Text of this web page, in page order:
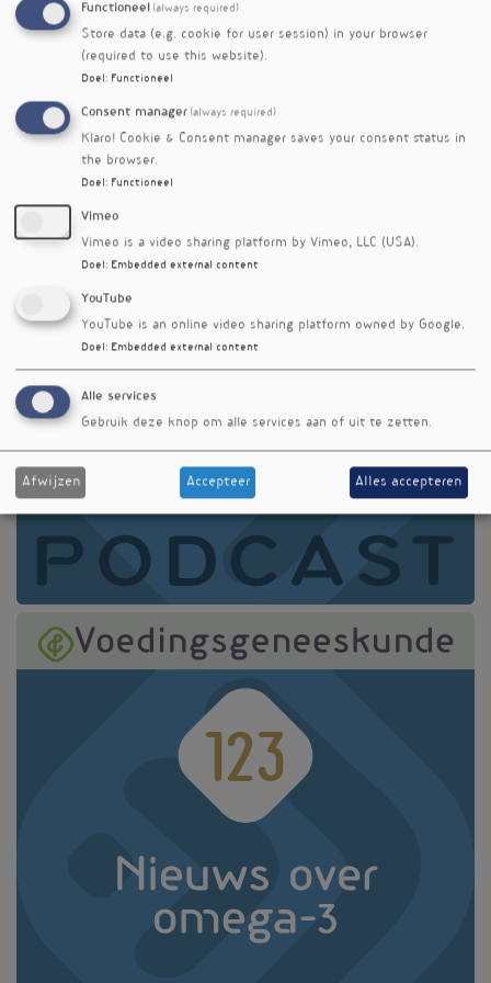
Paginering
Vorige
pagina
Volgende
pagina
Functioneel (always required)
Store data (e.g. cookie for user session) in your browser
(required to use this website).
Doel : Functioneel
Consent manager (always required)
Klaro! Cookie & Consent manager saves your consent status in
the browser.
Doel : Functioneel
Vimeo
Vimeo is a video sharing platform by Vimeo, LLC (USA).
Doel : Embedded external content
YouTube
YouTube is an online video sharing platform owned by Google.
Doel : Embedded external content
Alle services
Gebruik deze knop om alle services aan of uit te zetten.
Afwijzen Accepteer Alles accepteren